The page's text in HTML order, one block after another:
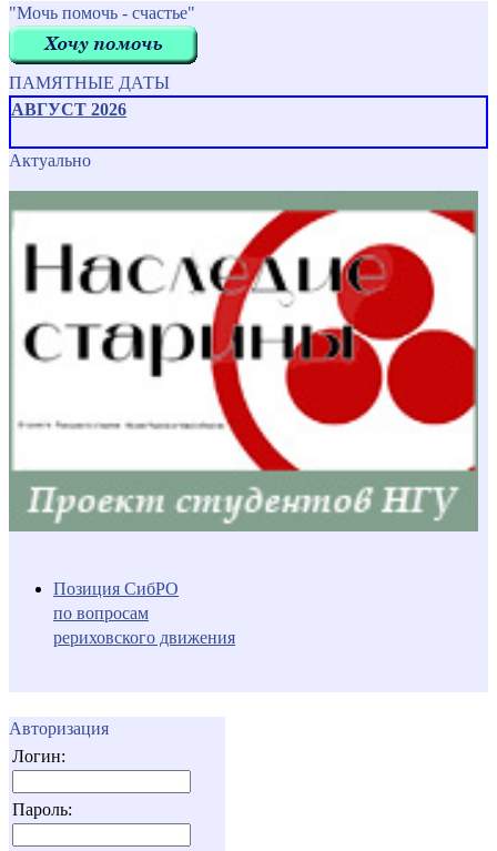
"Мочь помочь - счастье"
ПАМЯТНЫЕ ДАТЫ
АВГУСТ 2026
Актуально
Позиция СибРО
по вопросам
рериховского движения
Авторизация
Логин:
Пароль: